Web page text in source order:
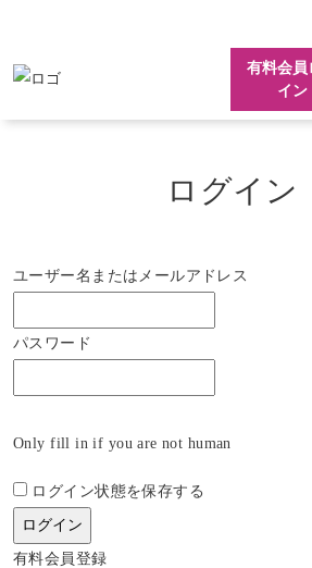
有料会員
イン
ログイン
ユーザー名またはメールアドレス
パスワード
Only fill in if you are not human
ログイン状態を保存する
有料会員登録